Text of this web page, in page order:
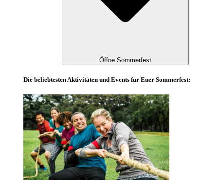
Öffne Sommerfest
Die beliebtesten Aktivitäten und Events für Euer Sommerfest: